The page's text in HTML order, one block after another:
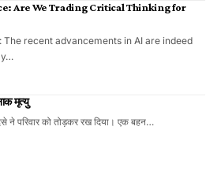
Are We Trading Critical Thinking for
The recent advancements in AI are indeed
मृत्यु
ने परिवार को तोड़कर रख दिया। एक बहन…